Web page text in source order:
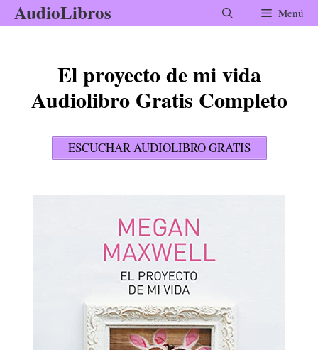
Saltar
al
AudioLibros Menú
El proyecto de mi vida
Audiolibro Gratis Completo
ESCUCHAR AUDIOLIBRO GRATIS